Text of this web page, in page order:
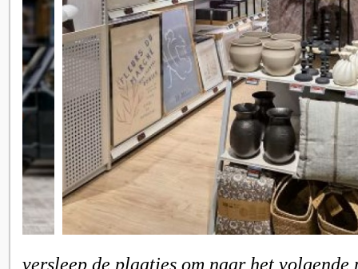
versleep de plaatjes om naar het